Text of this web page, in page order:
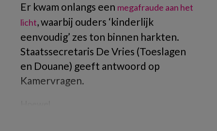
Er kwam onlangs een megafraude aan het
licht, waarbij ouders ‘kinderlijk
eenvoudig’ zes ton binnen harkten.
Staatssecretaris De Vries (Toeslagen
en Douane) geeft antwoord op
Kamervragen.